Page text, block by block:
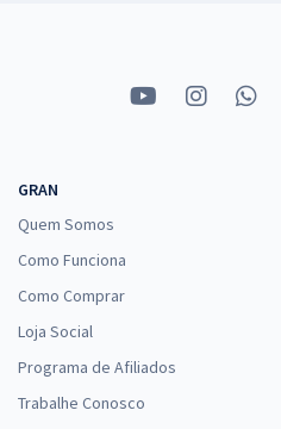
GRAN
Quem Somos
Como Funciona
Como Comprar
Loja Social
Programa de Afiliados
Trabalhe Conosco